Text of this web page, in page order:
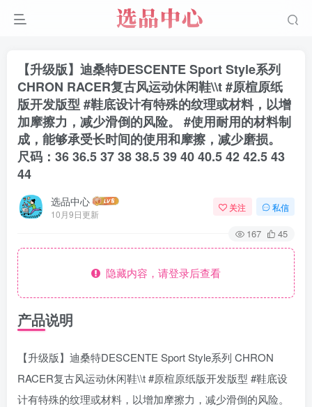
【升级版】迪桑特DESCENTE Sport Style系列
CHRON RACER复古风运动休闲鞋\\t #原楦原纸
版开发版型 #鞋底设计有特殊的纹理或材料，以增
加摩擦力，减少滑倒的风险。 #使用耐用的材料制
成，能够承受长时间的使用和摩擦，减少磨损。
尺码：36 36.5 37 38 38.5 39 40 40.5 42 42.5 43
44
选品中心
10月9日更新
关注 私信
167 45
隐藏内容，请登录后查看
产品说明
【升级版】迪桑特DESCENTE Sport Style系列 CHRON
RACER复古风运动休闲鞋\\t #原楦原纸版开发版型 #鞋底设
计有特殊的纹理或材料，以增加摩擦力，减少滑倒的风险。